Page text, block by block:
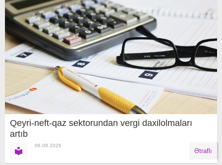
Qeyri-neft-qaz sektorundan vergi daxilolmaları
artıb
06.08.2026
Ətraflı